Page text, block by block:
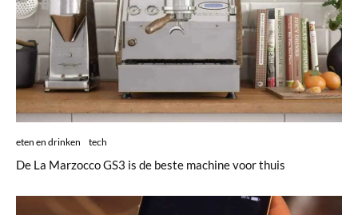
eten en drinken tech
De La Marzocco GS3 is de beste machine voor thuis